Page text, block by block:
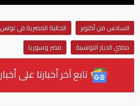
السادس من أكتوبر الجالية المصرية في تونس
مفتي الديار التونسية
مصر وسوريا
تابع آخر أخبارنا على